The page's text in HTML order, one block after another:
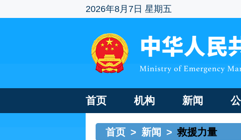
2026年8月7日 星期五
首页 机构 新闻
首页 > 新闻 > 救援力量